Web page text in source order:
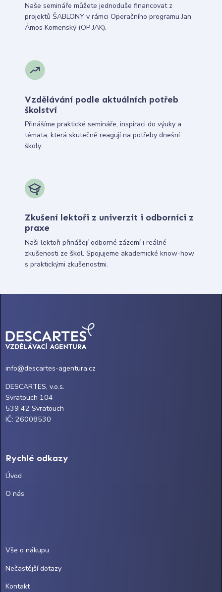
Naše semináře můžete jednoduše financovat z
projektů ŠABLONY v rámci Operačního programu Jan
Ámos Komenský (OP JAK).
Vzdělávání podle aktuálních potřeb
školství
Přinášíme praktické semináře, inspiraci do výuky a
témata, která skutečně reagují na potřeby dnešní
školy.
Zkušení lektoři z univerzit i odborníci z
praxe
Naši lektoři přinášejí odborné zázemí i reálné
zkušenosti ze škol. Spojujeme akademické know-how
s praktickými zkušenostmi.
info@descartes-agentura.cz
DESCARTES, v.o.s.
Svratouch 104
539 42 Svratouch
IČ: 26008530
Rychlé odkazy
Úvod
O nás
Vše o nákupu
Nečastější dotazy
Kontakt